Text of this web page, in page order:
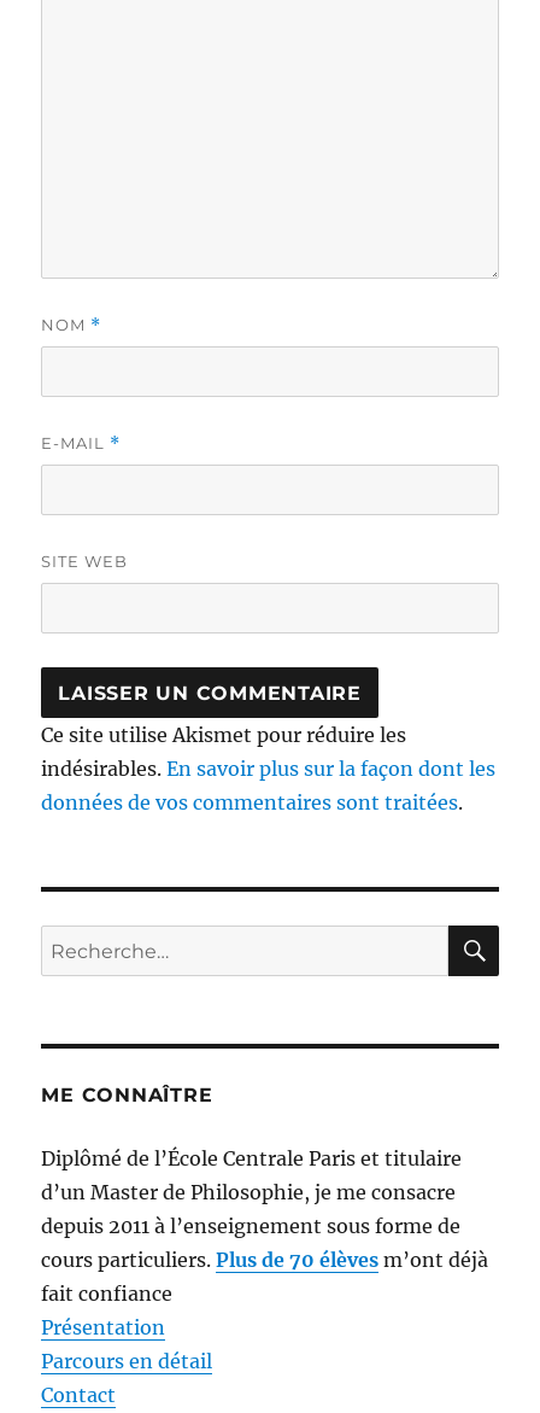
NOM *
E-MAIL *
SITE WEB
Ce site utilise Akismet pour réduire les
indésirables.En savoir plus sur la façon dont les
données de vos commentaires sont traitées.
Recherche
pour :
ME CONNAÎTRE
Diplômé de l’École Centrale Paris et titulaire
d’un Master de Philosophie, je me consacre
depuis 2011 à l’enseignement sous forme de
cours particuliers.Plus de 70 élèves m’ont déjà
fait confiance
Présentation
Parcours en détail
Contact